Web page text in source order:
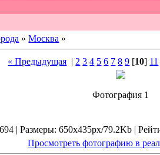
»Москва »
« Предыдущая | 2 3 4 5 6 7 8 9 [10] 11
Фотография 1
| Размеры: 650x435px/79.2Kb |
Просмотреть фотографию в